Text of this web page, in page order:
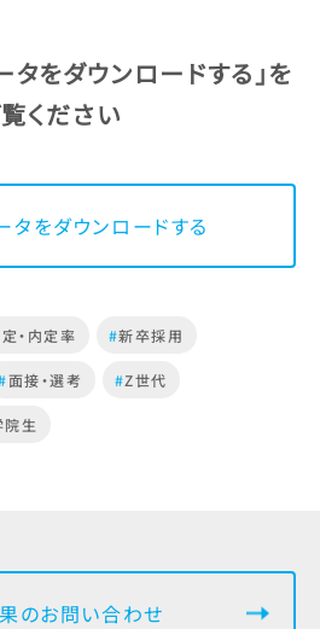
タをダウンロードする」を
ください
タをダウンロードする
・内定率 #新卒採用
面接・選考 #Z世代
院生
のお問い合わせ